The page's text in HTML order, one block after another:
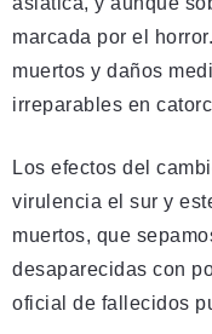
marcada por el
muertos y daños
irreparables en
Los efectos del
virulencia el sur y
muertos, que
desaparecidas con
oficial de fallecidos